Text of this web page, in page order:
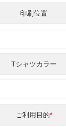
印刷位置
Tシャツカラー
ご利用目的*